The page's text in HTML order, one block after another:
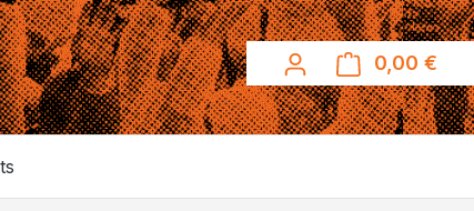
0,00 €